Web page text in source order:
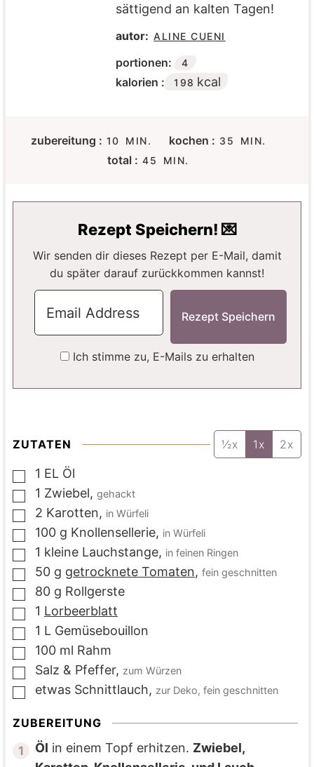
sättigend an kalten Tagen!
autor: ALINE CUENI
portionen: 4
kalorien : 198 kcal
zubereitung : 10 M
N
T
N
MIN. kochen : 35 M
T
N
MIN.
total : 45 M
U
E
MIN.
Rezept Speichern! 💌
Wir senden dir dieses Rezept per E-Mail, damit
du später darauf zurückkommen kannst!
Ich stimme zu, E-Mails zu erhalten
ZUTATEN ½x 1x 2x
▢
1 EL Öl
▢
1 Zwiebel, gehackt
▢
2 Karotten, in Würfeli
▢
100 g Knollensellerie, in Würfeli
▢
1 kleine Lauchstange, in feinen Ringen
▢
50 g getrocknete Tomaten, fein geschnitten
▢
80 g Rollgerste
▢
1 Lorbeerblatt
▢
1 L Gemüsebouillon
▢
100 ml Rahm
▢
Salz & Pfeffer, zum Würzen
▢
etwas Schnittlauch, zur Deko, fein geschnitten
ZUBEREITUNG
Öl in einem Topf erhitzen. Zwiebel,